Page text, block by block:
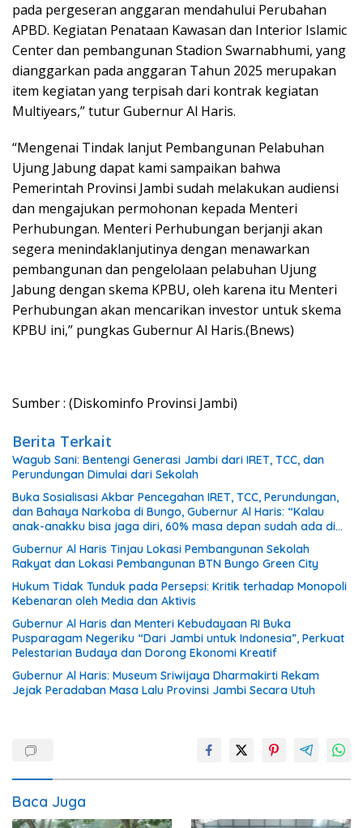
pada pergeseran anggaran mendahului Perubahan
APBD. Kegiatan Penataan Kawasan dan Interior Islamic
Center dan pembangunan Stadion Swarnabhumi, yang
dianggarkan pada anggaran Tahun 2025 merupakan
item kegiatan yang terpisah dari kontrak kegiatan
Multiyears,” tutur Gubernur Al Haris.
“Mengenai Tindak lanjut Pembangunan Pelabuhan
Ujung Jabung dapat kami sampaikan bahwa
Pemerintah Provinsi Jambi sudah melakukan audiensi
dan mengajukan permohonan kepada Menteri
Perhubungan. Menteri Perhubungan berjanji akan
segera menindaklanjutinya dengan menawarkan
pembangunan dan pengelolaan pelabuhan Ujung
Jabung dengan skema KPBU, oleh karena itu Menteri
Perhubungan akan mencarikan investor untuk skema
KPBU ini,” pungkas Gubernur Al Haris.(Bnews)
Sumber : (Diskominfo Provinsi Jambi)
Berita Terkait
Wagub Sani: Bentengi Generasi Jambi dari IRET, TCC, dan
Perundungan Dimulai dari Sekolah
Buka Sosialisasi Akbar Pencegahan IRET, TCC, Perundungan,
dan Bahaya Narkoba di Bungo, Gubernur Al Haris: “Kalau
anak-anakku bisa jaga diri, 60% masa depan sudah ada di
tangan”
Gubernur Al Haris Tinjau Lokasi Pembangunan Sekolah
Rakyat dan Lokasi Pembangunan BTN Bungo Green City
Hukum Tidak Tunduk pada Persepsi: Kritik terhadap Monopoli
Kebenaran oleh Media dan Aktivis
Gubernur Al Haris dan Menteri Kebudayaan RI Buka
Pusparagam Negeriku “Dari Jambi untuk Indonesia”, Perkuat
Pelestarian Budaya dan Dorong Ekonomi Kreatif
Gubernur Al Haris: Museum Sriwijaya Dharmakirti Rekam
Jejak Peradaban Masa Lalu Provinsi Jambi Secara Utuh
Baca Juga